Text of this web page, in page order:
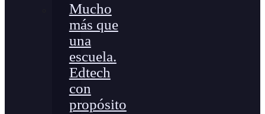
Mucho
más que
una
escuela.
Edtech
con
propósito